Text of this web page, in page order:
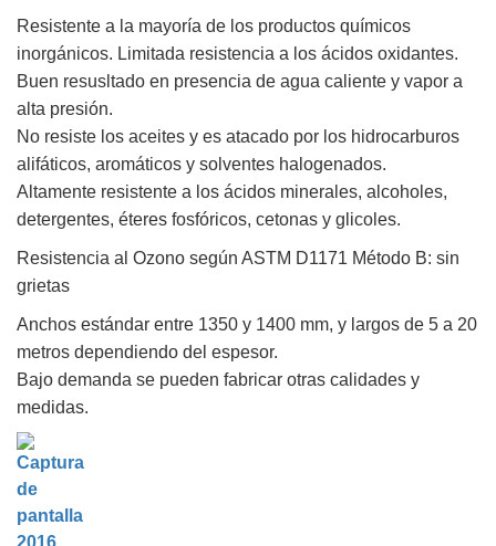
Resistente a la mayoría de los productos químicos
inorgánicos. Limitada resistencia a los ácidos oxidantes.
Buen resusltado en presencia de agua caliente y vapor a
alta presión.
No resiste los aceites y es atacado por los hidrocarburos
alifáticos, aromáticos y solventes halogenados.
Altamente resistente a los ácidos minerales, alcoholes,
detergentes, éteres fosfóricos, cetonas y glicoles.
Resistencia al Ozono según ASTM D1171 Método B: sin
grietas
Anchos estándar entre 1350 y 1400 mm, y largos de 5 a 20
metros dependiendo del espesor.
Bajo demanda se pueden fabricar otras calidades y
medidas.